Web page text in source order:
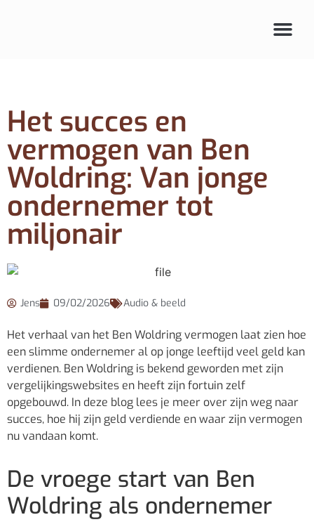
Het succes en
vermogen van Ben
Woldring: Van jonge
ondernemer tot
miljonair
Jens 09/02/2026 Audio & beeld
Het verhaal van het Ben Woldring vermogen laat zien hoe
een slimme ondernemer al op jonge leeftijd veel geld kan
verdienen. Ben Woldring is bekend geworden met zijn
vergelijkingswebsites en heeft zijn fortuin zelf
opgebouwd. In deze blog lees je meer over zijn weg naar
succes, hoe hij zijn geld verdiende en waar zijn vermogen
nu vandaan komt.
De vroege start van Ben
Woldring als ondernemer